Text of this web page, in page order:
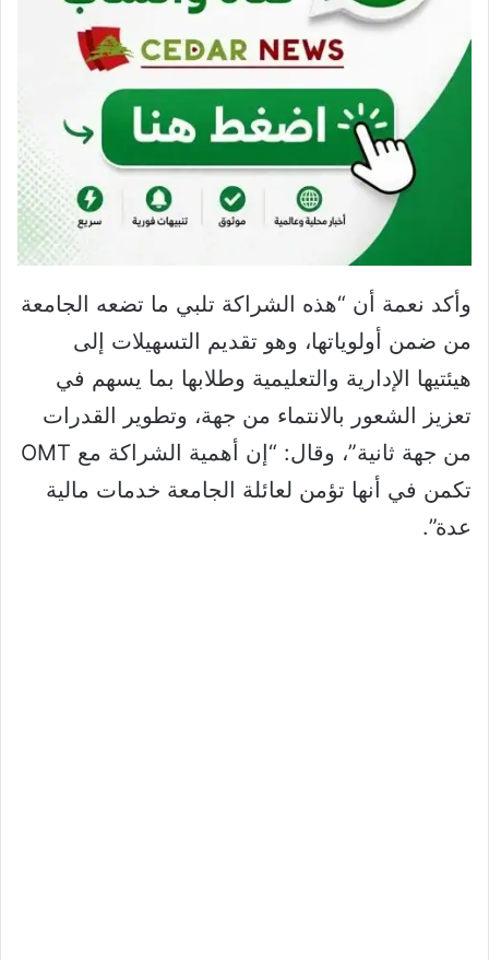
وأكد نعمة أن “هذه الشراكة تلبي ما تضعه الجامعة
من ضمن أولوياتها، وهو تقديم التسهيلات إلى
هيئتيها الإدارية والتعليمية وطلابها بما يسهم في
تعزيز الشعور بالانتماء من جهة، وتطوير القدرات
من جهة ثانية”، وقال: “إن أهمية الشراكة مع OMT
تكمن في أنها تؤمن لعائلة الجامعة خدمات مالية
عدة”.